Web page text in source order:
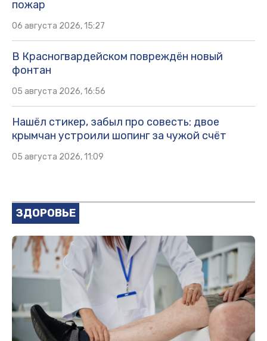
пожар
06 августа 2026, 15:27
В Красногвардейском повреждён новый
фонтан
05 августа 2026, 16:56
Нашёл стикер, забыл про совесть: двое
крымчан устроили шопинг за чужой счёт
05 августа 2026, 11:09
ЗДОРОВЬЕ